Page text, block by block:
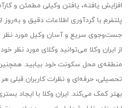
افزایش یافته، یافتن وکیلی مطمئن و
پلتفرم با گردآوری اطلاعات دقیق و به‌روز
جست‌وجوی سریع و آسان وکیل مورد نظر را
از ایران وکلا می‌توانید وکلای مورد نظر
منطقه‌ی محل سکونت خود بیابید.
تحصیلی، حرفه‌ای و نظرات کاربران قبلی
بهتر کمک می‌کند. ایران وکلا با ایجاد